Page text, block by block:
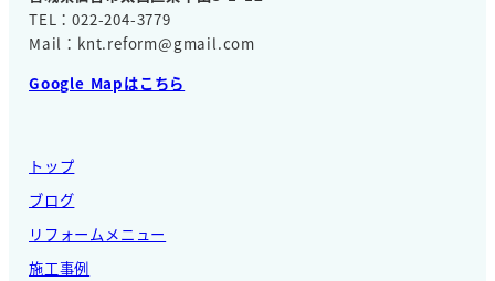
TEL：022-204-3779
Mail：knt.reform@gmail.com
Google Mapはこちら
トップ
ブログ
リフォームメニュー
施工事例